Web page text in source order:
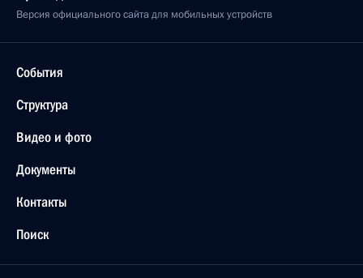
Версия официального сайта для мобильных устройств
События
Структура
Видео и фото
Документы
Контакты
Поиск